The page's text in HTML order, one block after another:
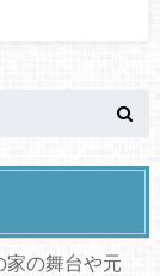
家の舞台や元